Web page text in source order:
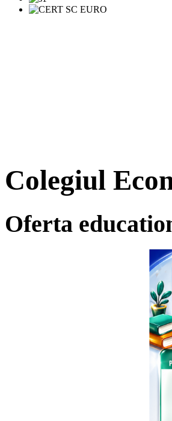
Colegiul
Oferta